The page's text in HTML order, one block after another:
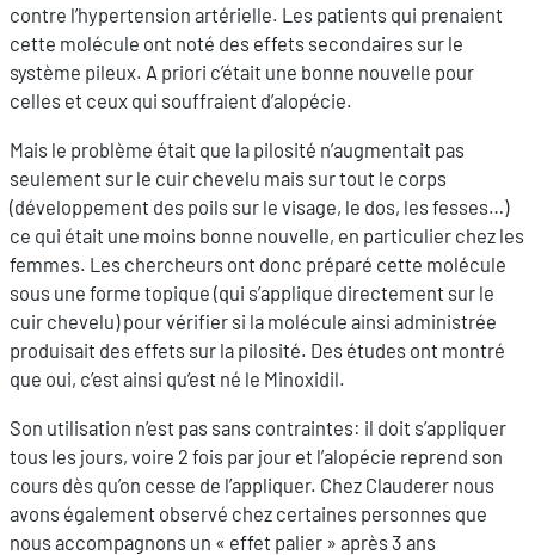
contre l’hypertension artérielle. Les patients qui prenaient
cette molécule ont noté des effets secondaires sur le
système pileux. A priori c’était une bonne nouvelle pour
celles et ceux qui souffraient d’alopécie.
Mais le problème était que la pilosité n’augmentait pas
seulement sur le cuir chevelu mais sur tout le corps
(développement des poils sur le visage, le dos, les fesses…)
ce qui était une moins bonne nouvelle, en particulier chez les
femmes. Les chercheurs ont donc préparé cette molécule
sous une forme topique (qui s’applique directement sur le
cuir chevelu) pour vérifier si la molécule ainsi administrée
produisait des effets sur la pilosité. Des études ont montré
que oui, c’est ainsi qu’est né le Minoxidil.
Son utilisation n’est pas sans contraintes: il doit s’appliquer
tous les jours, voire 2 fois par jour et l’alopécie reprend son
cours dès qu’on cesse de l’appliquer. Chez Clauderer nous
avons également observé chez certaines personnes que
nous accompagnons un « effet palier » après 3 ans